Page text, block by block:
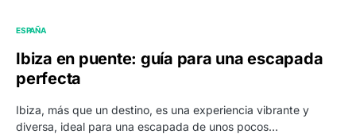
ESPAÑA
Ibiza en puente: guía para una escapada
perfecta
Ibiza, más que un destino, es una experiencia vibrante y
diversa, ideal para una escapada de unos pocos…